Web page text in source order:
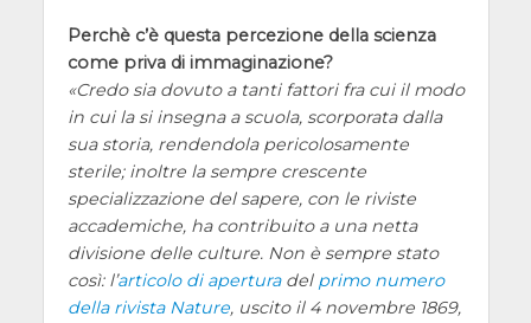
Perchè c’è questa percezione della scienza
come priva di immaginazione?
Credo sia dovuto a tanti fattori fra cui il modo
in cui la si insegna a scuola, scorporata dalla
sua storia, rendendola pericolosamente
sterile; inoltre la sempre crescente
specializzazione del sapere, con le riviste
accademiche, ha contribuito a una netta
divisione delle culture. Non è sempre stato
così: l’articolo di aperturadel primo numero
della rivista Nature, uscito il 4 novembre 1869,